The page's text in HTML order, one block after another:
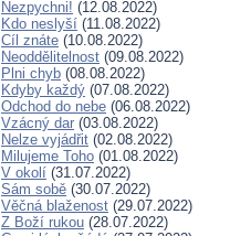
Nezpychni! (12.08.2022)
Kdo neslyší (11.08.2022)
Cíl znáte (10.08.2022)
Neoddělitelnost (09.08.2022)
Plni chyb (08.08.2022)
Kdyby každý (07.08.2022)
Odchod do nebe (06.08.2022)
Vzácný dar (03.08.2022)
Nelze vyjádřit (02.08.2022)
Milujeme Toho (01.08.2022)
V okolí (31.07.2022)
Sám sobě (30.07.2022)
Věčná blaženost (29.07.2022)
Z Boží rukou (28.07.2022)